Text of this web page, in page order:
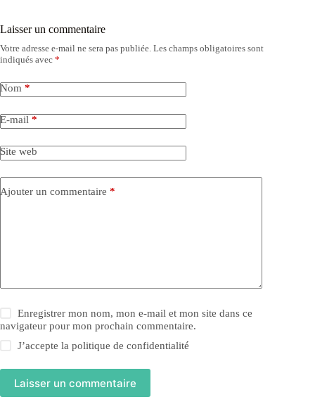
Laisser un commentaire
Votre adresse e-mail ne sera pas publiée. Les champs obligatoires sont
indiqués avec *
Nom *
E-mail *
Site web
Ajouter un commentaire *
Enregistrer mon nom, mon e-mail et mon site dans ce
navigateur pour mon prochain commentaire.
J’accepte lapolitique de confidentialité
Laisser un commentaire